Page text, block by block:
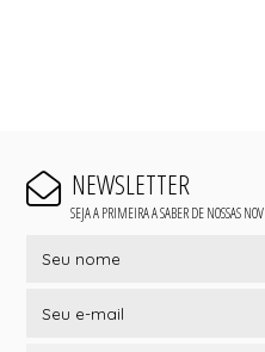
NEWSLETTER
SEJA A PRIMEIRA A SABER DE NOSSAS